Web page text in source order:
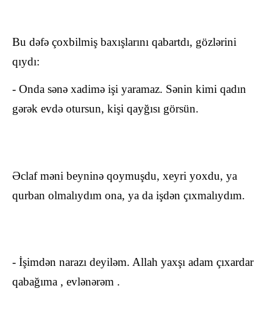
Bu dəfə çoxbilmiş baxışlarını qabartdı, gözlərini
qıydı:
- Onda sənə xadimə işi yaramaz. Sənin kimi qadın
gərək evdə otursun, kişi qayğısı görsün.
Əclaf məni beyninə qoymuşdu, xeyri yoxdu, ya
qurban olmalıydım ona, ya da işdən çıxmalıydım.
- İşimdən narazı deyiləm. Allah yaxşı adam çıxardar
qabağıma , evlənərəm .